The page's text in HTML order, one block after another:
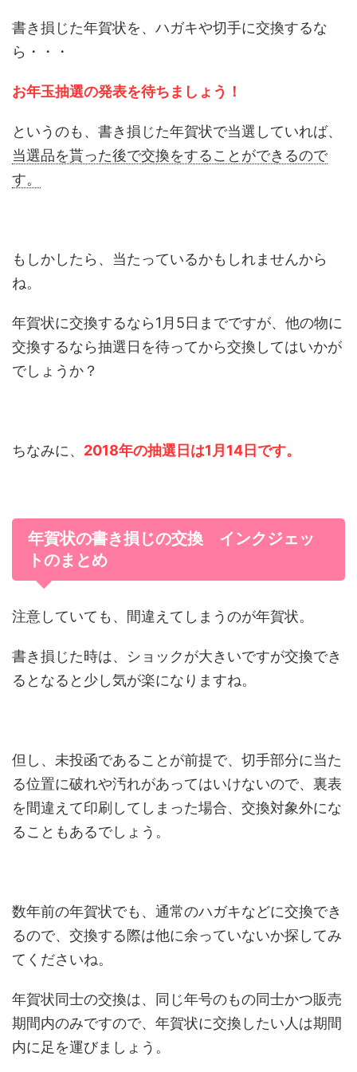
書き損じた年賀状を、ハガキや切手に交換するな
ら・・・
お年玉抽選の発表を待ちましょう！
というのも、書き損じた年賀状で当選していれば、
当選品を貰った後で交換をすることができるので
す。
もしかしたら、当たっているかもしれませんから
ね。
年賀状に交換するなら1月5日までですが、他の物に
交換するなら抽選日を待ってから交換してはいかが
でしょうか？
ちなみに、 2018年の抽選日は1月14日です。
年賀状の書き損じの交換 インクジェッ
トのまとめ
注意していても、間違えてしまうのが年賀状。
書き損じた時は、ショックが大きいですが交換でき
るとなると少し気が楽になりますね。
但し、未投函であることが前提で、切手部分に当た
る位置に破れや汚れがあってはいけないので、裏表
を間違えて印刷してしまった場合、交換対象外にな
ることもあるでしょう。
数年前の年賀状でも、通常のハガキなどに交換でき
るので、交換する際は他に余っていないか探してみ
てくださいね。
年賀状同士の交換は、同じ年号のもの同士かつ販売
期間内のみですので、年賀状に交換したい人は期間
内に足を運びましょう。